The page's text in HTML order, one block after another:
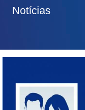
Notícias